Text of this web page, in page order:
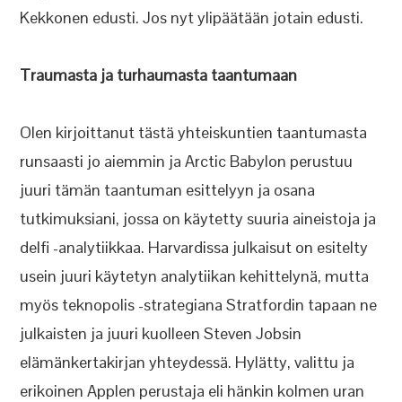
Kekkonen edusti. Jos nyt ylipäätään jotain edusti.
Traumasta ja turhaumasta taantumaan
Olen kirjoittanut tästä yhteiskuntien taantumasta
runsaasti jo aiemmin ja Arctic Babylon perustuu
juuri tämän taantuman esittelyyn ja osana
tutkimuksiani, jossa on käytetty suuria aineistoja ja
delfi -analytiikkaa. Harvardissa julkaisut on esitelty
usein juuri käytetyn analytiikan kehittelynä, mutta
myös teknopolis -strategiana Stratfordin tapaan ne
julkaisten ja juuri kuolleen Steven Jobsin
elämänkertakirjan yhteydessä. Hylätty, valittu ja
erikoinen Applen perustaja eli hänkin kolmen uran